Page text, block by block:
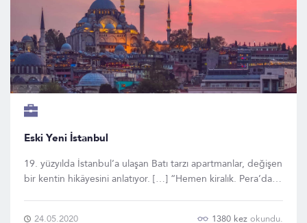
Eski Yeni İstanbul
19. yüzyılda İstanbul’a ulaşan Batı tarzı apartmanlar, değişen
bir kentin hikâyesini anlatıyor. […] “Hemen kiralık. Pera’da,
24.05.2020 1380 kez okundu.